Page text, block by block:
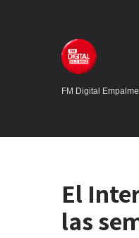
FM Digital Empalme
El
las